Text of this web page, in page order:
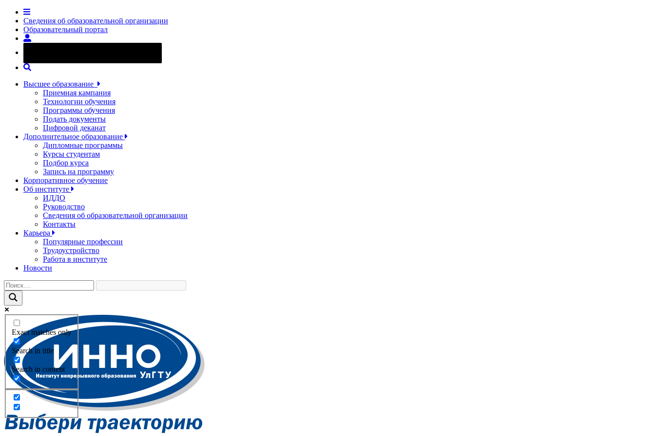
Сведения об образовательной организации
Образовательный портал
Высшее образование
Приемная кампания
Технологии обучения
Программы обучения
Подать документы
Цифровой деканат
Дополнительное образование
Дипломные программы
Курсы студентам
Подбор курса
Запись на программу
Корпоративное обучение
Об институте
ИДДО
Руководство
Сведения об образовательной организации
Контакты
Карьера
Популярные профессии
Трудоустройство
Работа в институте
Новости
Exact matches only
Search in title
Search in content